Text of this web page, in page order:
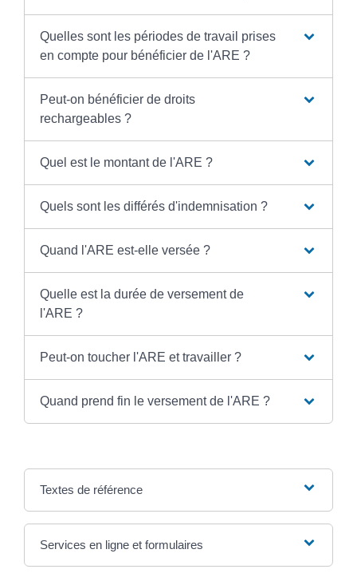
Quelles sont les périodes de travail prises
en compte pour bénéficier de l'ARE ?
Peut-on bénéficier de droits
rechargeables ?
Quel est le montant de l'ARE ?
Quels sont les différés d'indemnisation ?
Quand l'ARE est-elle versée ?
Quelle est la durée de versement de
l'ARE ?
Peut-on toucher l'ARE et travailler ?
Quand prend fin le versement de l'ARE ?
Textes de référence
Services en ligne et formulaires